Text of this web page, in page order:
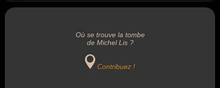
Où se trouve la tombe
de Michel Lis ?
Contribuez !